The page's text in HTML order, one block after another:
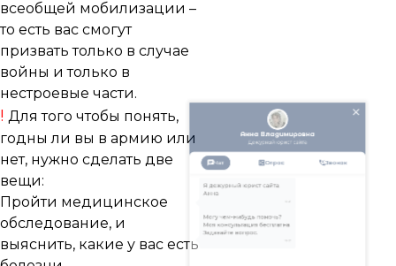
всеобщей мобилизации –
то есть вас смогут
призвать только в случае
войны и только в
нестроевые части.
! Для того чтобы понять,
годны ли вы в армию или
нет, нужно сделать две
вещи:
Пройти медицинское
обследование, и
выяснить, какие у вас есть